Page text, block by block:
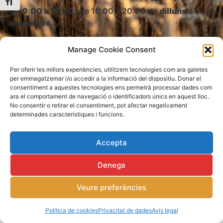
Manage Cookie Consent
Per oferir les millors experiències, utilitzem tecnologies com ara galetes
per emmagatzemar i/o accedir a la informació del dispositiu. Donar el
consentiment a aquestes tecnologies ens permetrà processar dades com
ara el comportament de navegació o identificadors únics en aquest lloc.
No consentir o retirar el consentiment, pot afectar negativament
determinades característiques i funcions.
Accepta
Denega
Veure preferències
Política de cookiesPrivacitat de dadesAvís legal
Toggle Font size
De9:00 a 13:00i de 16:00 a 20:00 dedillunsa
divendres.
© Farinera Albareda (COMERCIO E INDUSTRIAS ALBAREDA S.A)
Privacitat de dades